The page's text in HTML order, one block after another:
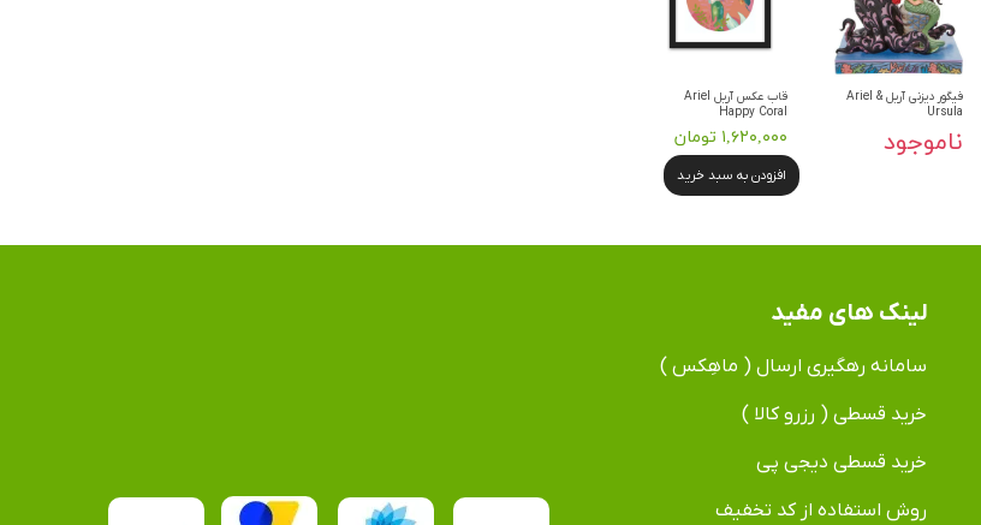
فیگور دیزنی آریل Ariel &
Ursula
ناموجود
قاب عکس آریل Ariel
Happy Coral
۱,۶۲۰,۰۰۰ تومان
افزودن به سبد خرید
لینک های مفید
سامانه رهگیری ارسال ( ماهِکس )
خرید قسطی ( رزرو کالا )
خرید قسطی دیجی پی
روش استفاده از کد تخفیف